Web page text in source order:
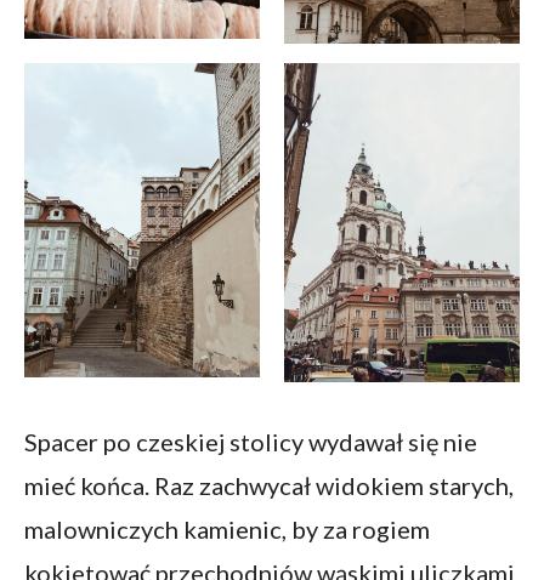
Spacer po czeskiej stolicy wydawał się nie
mieć końca. Raz zachwycał widokiem starych,
malowniczych kamienic, by za rogiem
kokietować przechodniów wąskimi uliczkami